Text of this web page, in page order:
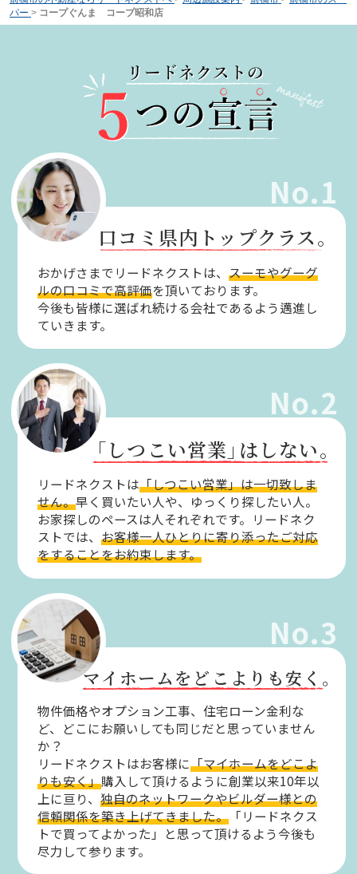
パー > コープぐんま コープ昭和店
No.1
口コミ県内トップクラス。
おかげさまでリードネクストは、スーモやグーグ
ルの口コミで高評価を頂いております。
今後も皆様に選ばれ続ける会社であるよう邁進し
ていきます。
No.2
「しつこい営業」はしない。
リードネクストは「しつこい営業」は一切致しま
せん。早く買いたい人や、ゆっくり探したい人。
お家探しのペースは人それぞれです。リードネク
ストでは、お客様一人ひとりに寄り添ったご対応
をすることをお約束します。
No.3
マイホームをどこよりも安く。
物件価格やオプション工事、住宅ローン金利な
ど、どこにお願いしても同じだと思っていません
か？
リードネクストはお客様に「マイホームをどこよ
りも安く」購入して頂けるように創業以来10年以
上に亘り、独自のネットワークやビルダー様との
信頼関係を築き上げてきました。 「リードネクス
トで買ってよかった」と思って頂けるよう今後も
尽力して参ります。